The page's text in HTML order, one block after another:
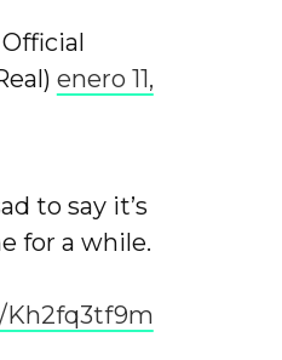
enero 11,
to say it’s
for a while.